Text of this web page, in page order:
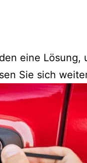
eine Lösung,
Sie sich